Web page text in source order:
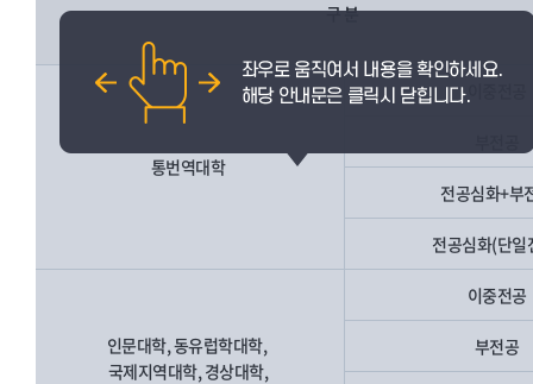
구 분
통번역대학
전공심화+부
전공심화(단
인문대학, 동유럽학대학,
국제지역대학, 경상대학,
이중전공
부전공